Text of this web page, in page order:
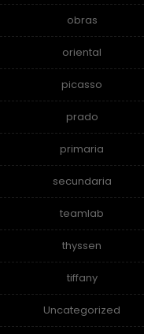
obras
oriental
picasso
prado
primaria
secundaria
teamlab
thyssen
tiffany
Uncategorized